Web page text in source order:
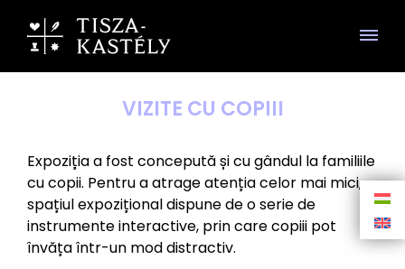
VIZITE CU COPIII
Expoziția a fost concepută și cu gândul la familiile
cu copii. Pentru a atrage atenția celor mai mici,
spațiul expozițional dispune de o serie de
instrumente interactive, prin care copiii pot
învăța într-un mod distractiv.